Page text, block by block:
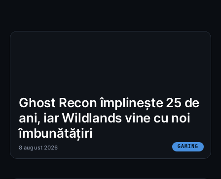
Ghost Recon împlinește 25 de
ani, iar Wildlands vine cu noi
îmbunătățiri
GAMING
8 august 2026